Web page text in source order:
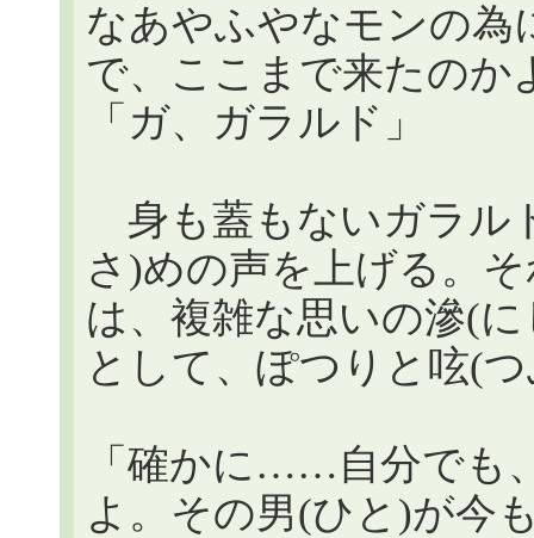
なあやふやなモンの為
で、ここまで来たのか
「ガ、ガラルド」
身も蓋もないガラル
さ)めの声を上げる。
は、複雑な思いの滲(
として、ぽつりと呟(
「確かに……自分でも
よ。その男(ひと)が今